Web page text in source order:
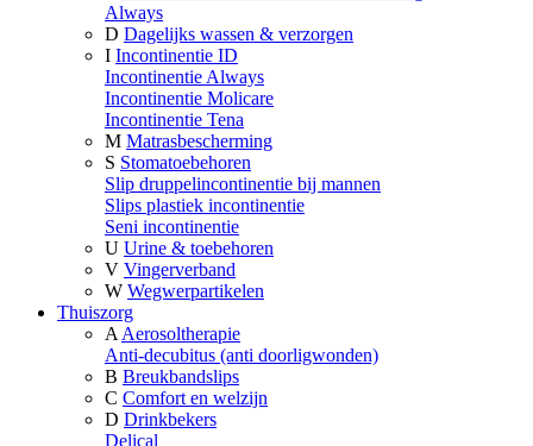
Always
D Dagelijks wassen & verzorgen
I Incontinentie ID
Incontinentie Always
Incontinentie Molicare
Incontinentie Tena
M Matrasbescherming
S Stomatoebehoren
Slip druppelincontinentie bij mannen
Slips plastiek incontinentie
Seni incontinentie
U Urine & toebehoren
V Vingerverband
W Wegwerpartikelen
Thuiszorg
A Aerosoltherapie
Anti-decubitus (anti doorligwonden)
B Breukbandslips
C Comfort en welzijn
D Drinkbekers
Delical